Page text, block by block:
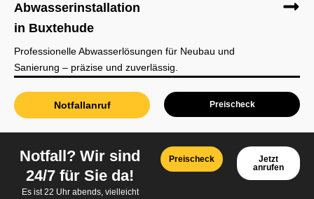
Abwasserinstallation
in Buxtehude
Professionelle Abwasserlösungen für Neubau und
Sanierung – präzise und zuverlässig.
Notfallanruf Preischeck
Notfall? Wir sind
24/7 für Sie da!
Es ist 22 Uhr abends, vielleicht
Preischeck
Jetzt
anrufen